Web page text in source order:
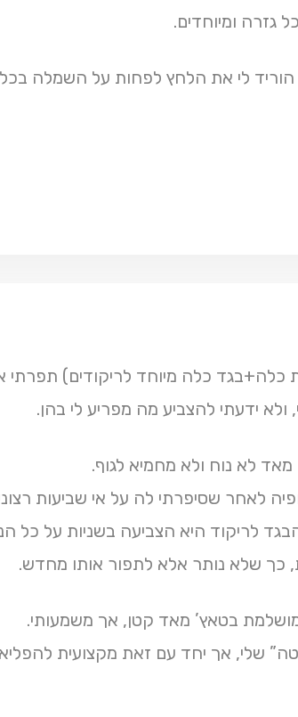
גזרה ומיוחדים.
הוריד לי את הלחץ לפחות על השמלה
ולא ידעתי להצביע מה מפריע לי בהן.
לא נוח ולא מחמיא לגוף.
לאחר שסיפרתי לה על אי שביעות
לריקוד היא הצביעה בשניות על כל
כך שלא נותר אלא לתפור אותו מחדש.
בטאץ’ מאד קטן, אך משמעותי.
שלי, אך יחד עם זאת מקצועית